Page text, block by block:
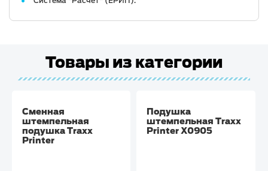
Товары из категории
Сменная
штемпельная
подушка Traxx
Printer
Подушка
штемпельная Traxx
Printer X0905